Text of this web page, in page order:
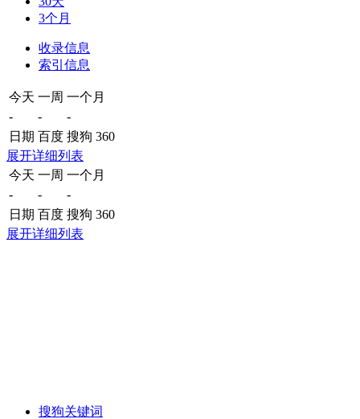
3个月
收录信息
索引信息
今天 一周 一个月
-
-
-
日期 百度 搜狗 360
展开详细列表
今天 一周 一个月
-
-
-
日期 百度 搜狗 360
展开详细列表
搜狗关键词